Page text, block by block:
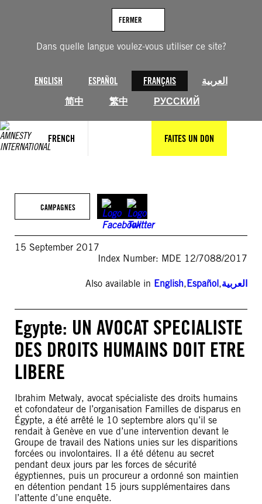
Dans quelle langue voulez-vous utiliser ce site?
ENGLISH ESPAÑOL FRANÇAIS
العربية
简中
繁中 РУССКИЙ
FERMER
FRENCH FAITES UN DON
CAMPAGNES
15 September 2017
Index Number: MDE 12/7088/2017
Also available in English,Español,العربية
Egypte: UN AVOCAT SPECIALISTE
DES DROITS HUMAINS DOIT ETRE
LIBERE
Ibrahim Metwaly, avocat spécialiste des droits humains
et cofondateur de l’organisation Familles de disparus en
Égypte, a été arrêté le 10 septembre alors qu’il se
rendait à Genève en vue d’une intervention devant le
Groupe de travail des Nations unies sur les disparitions
forcées ou involontaires. Il a été détenu au secret
pendant deux jours par les forces de sécurité
égyptiennes, puis un procureur a ordonné son maintien
en détention pendant 15 jours supplémentaires dans
l’attente d’une enquête.